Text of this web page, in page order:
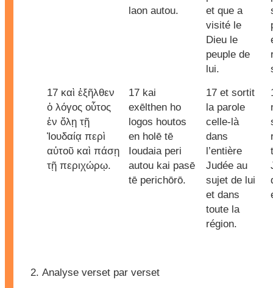
laon autou.
et que a
visité le
Dieu le
peuple de
lui.
17 καὶ ἐξῆλθεν
ὁ λόγος οὗτος
ἐν ὅλῃ τῇ
Ἰουδαίᾳ περὶ
αὐτοῦ καὶ πάσῃ
τῇ περιχώρῳ.
17 kai
exēlthen ho
logos houtos
en holē tē
Ioudaia peri
autou kai pasē
tē perichōrō.
17 et sortit
la parole
celle-là
dans
l’entière
Judée au
sujet de lui
et dans
toute la
région.
Analyse verset par verset